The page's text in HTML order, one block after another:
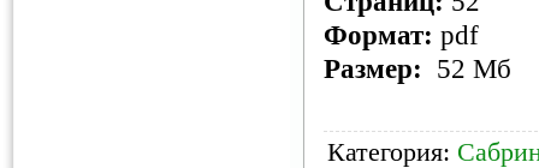
Формат: pdf
Размер: 52 Мб
Категория: